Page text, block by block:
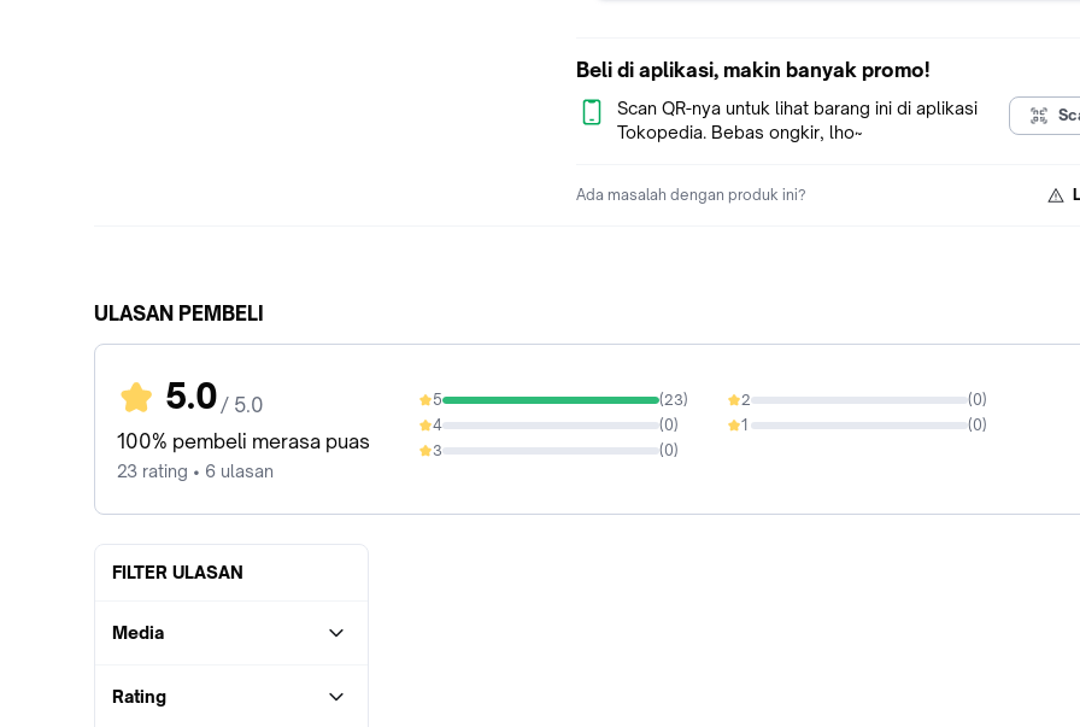
*Melakukan order berarti dianggap setuju.
===== Tidak ada garansi toko untuk produk apapun / klaim
bisa langsung ke produsen =====
Beli di aplikasi, makin banyak promo!
Scan QR-nya untuk lihat barang ini di aplikasi
Tokopedia. Bebas ongkir, lho~
Ada masalah dengan produk ini?
ULASAN PEMBELI
5.0 / 5.0
100% pembeli merasa puas
23 rating • 6 ulasan
5 (23)
100%
4 (0)
0%
3 (0)
0%
2 (0)
0%
1 (0)
0%
FILTER ULASAN
Media
Rating